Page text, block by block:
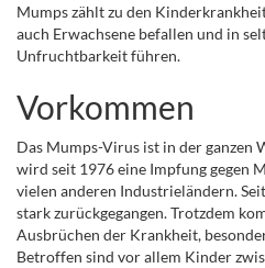
Mumps zählt zu den
auch Erwachsene befallen und in
Unfruchtbarkeit führen.
Vorkommen
Das Mumps-Virus ist in der ganzen
wird seit 1976 eine Impfung gegen
vielen anderen Industrieländern.
stark zurückgegangen. Trotzdem
Ausbrüchen der Krankheit,
Betroffen sind vor allem Kinder